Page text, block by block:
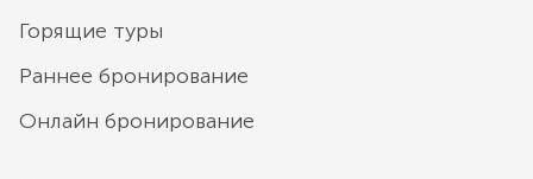
Горящие туры
Раннее бронирование
Онлайн бронирование